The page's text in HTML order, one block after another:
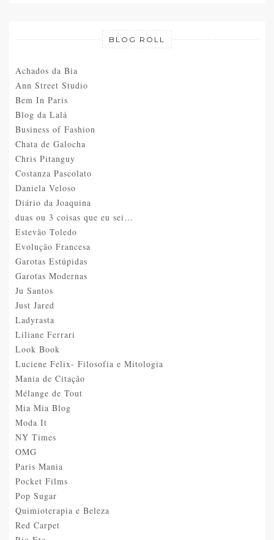
BLOG ROLL
Achados da Bia
Ann Street Studio
Bem In Paris
Blog da Lalá
Business of Fashion
Chata de Galocha
Chris Pitanguy
Costanza Pascolato
Daniela Veloso
Diário da Joaquina
duas ou 3 coisas que eu sei…
Estevão Toledo
Evolução Francesa
Garotas Estúpidas
Garotas Modernas
Ju Santos
Just Jared
Ladyrasta
Liliane Ferrari
Look Book
Luciene Felix- Filosofia e Mitologia
Mania de Citação
Mélange de Tout
Mia Mia Blog
Moda It
NY Times
OMG
Paris Mania
Pocket Films
Pop Sugar
Quimioterapia e Beleza
Red Carpet